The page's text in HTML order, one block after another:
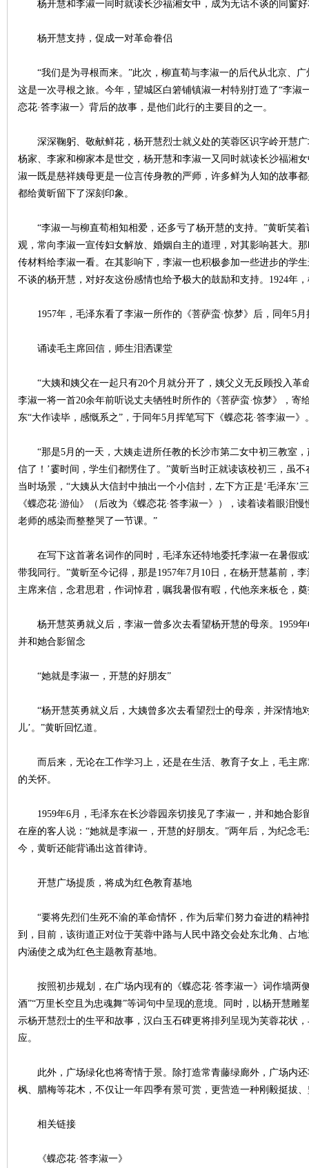
杨开慧和李淑一同时就读长沙福湘女中，成为无话不谈的同窗好
杨开慧支持，促成一对革命眷侣
“我们是为寻根而来。”此次，柳直荀与李淑一的后代从北京、广
这是一次寻根之旅。今年，望城区白箬铺镇淑一村特别打造了“李淑
恋花·答李淑一》背后的故事，是他们此行的主要目的之一。
深深鞠躬、敬献鲜花，杨开慧烈士就义处的芙蓉区识字岭开慧广
杨家、李家和柳家本是世交，杨开慧和李淑一又同时就读长沙福湘
淑一既是慈祥姨母更是一位言传身教的严师，许多鲜为人知的故事
都给黄昕留下了深刻印象。
“李淑一与柳直荀相知相爱，还多亏了杨开慧的支持。”黄昕笑着
观，常向李淑一宣传妇女解放、婚姻自主的道理，对其影响甚大。
传材料给李淑一看。在其影响下，李淑一也积极参加一些进步的学
不谈的杨开慧，对好友这份感情也给予极大的鼓励和支持。1924年
1957年，毛泽东看了李淑一所作的《菩萨蛮·惊梦》后，同年5月
诵读毛主席回信，师生泪洒课堂
“大姨和姨父在一起只有20个月就分开了，姨父义无反顾投入革
李淑一将一首20余年前听说丈夫牺牲时所作的《菩萨蛮·惊梦》，寄
东“大作读毕，感慨系之”，于同年5月挥笔写下《蝶恋花·答李淑一》
“那是5月的一天，大姨走进所任教的长沙市第二女中初三教室，
信了！’霎时间，学生们都愣住了。”黄昕当时正就读该校初三，虽
当时场景，“大姨从大信封中抽出一个小信封，左下方正是‘毛泽东’
《蝶恋花·游仙》（后改为《蝶恋花·答李淑一》），读着读着眼泪
老师的感染而整整哭了一节课。”
在写下这首著名词作的同时，毛泽东还特地委托李淑一在暑假或
带我同行。”黄昕至今记得，那是1957年7月10日，在杨开慧墓前，
主席来信，念君思君，作词悼君，嘱我暑假有暇，代他亲来板仓，
杨开慧英勇就义后，李淑一曾多次去看望杨开慧的母亲。1959年
并和她合影留念
“她就是李淑一，开慧的好朋友”
“杨开慧英勇就义后，大姨曾多次去看望烈士的母亲，并深情地
儿’。”黄昕回忆道。
而后来，无论在工作学习上，还是在生活、教育子女上，毛主席
的关怀。
1959年6月，毛泽东在长沙蓉园亲切接见了李淑一，并和她合影
在座的客人说：“她就是李淑一，开慧的好朋友。”两年后，为纪念
今，黄昕还能背诵出这首律诗。
开慧广场提质，将成为红色教育基地
“要将先烈们生死不渝的革命情怀，作为后辈们努力奋进的精神
到，目前，该街道正对位于芙蓉中路与人民中路交会处东北角、占
内涵使之成为红色主题教育基地。
按照初步规划，在广场内现有的《蝶恋花·答李淑一》词作墙两
酒”“万里长空且为忠魂舞”等词句中呈现的意境。同时，以杨开慧雕
示杨开慧烈士的生平和故事，汉白玉石碑更将排列呈现为芙蓉花状
应。
此外，广场绿化也将寄情于景。除打造常青藤绿廊外，广场内还
枫、腊梅等花木，不仅让一年四季有景可赏，更营造一种刚毅挺拔
相关链接
《蝶恋花·答李淑一》